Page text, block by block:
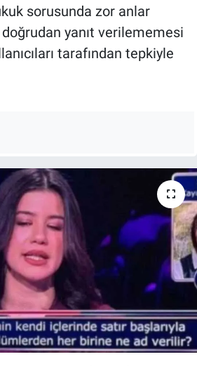
sorusunda zor anlar
yanıt verilememesi
tarafından tepkiyle